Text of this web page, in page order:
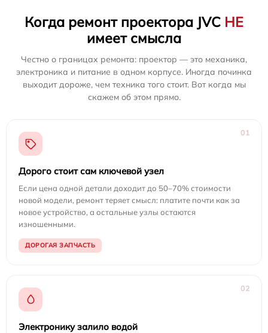
Когда ремонт проектора JVC НЕ
имеет смысла
Честно о границах ремонта: проектор — это механика,
электроника и питание в одном корпусе. Иногда починка
выходит дороже, чем техника того стоит. Вот когда мы
скажем об этом прямо.
01
Дорого стоит сам ключевой узел
Если цена одной детали доходит до 50–70% стоимости
новой модели, ремонт теряет смысл: платите почти как за
новое устройство, а остальные узлы остаются
изношенными.
ДОРОГАЯ ЗАПЧАСТЬ
02
Электронику залило водой